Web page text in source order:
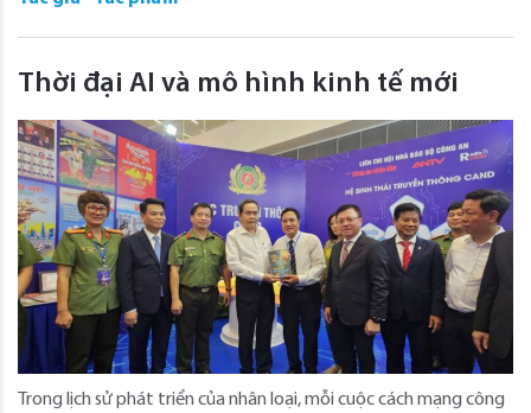
Thời đại AI và mô hình kinh tế mới
Trong lịch sử phát triển của nhân loại, mỗi cuộc cách mạng công